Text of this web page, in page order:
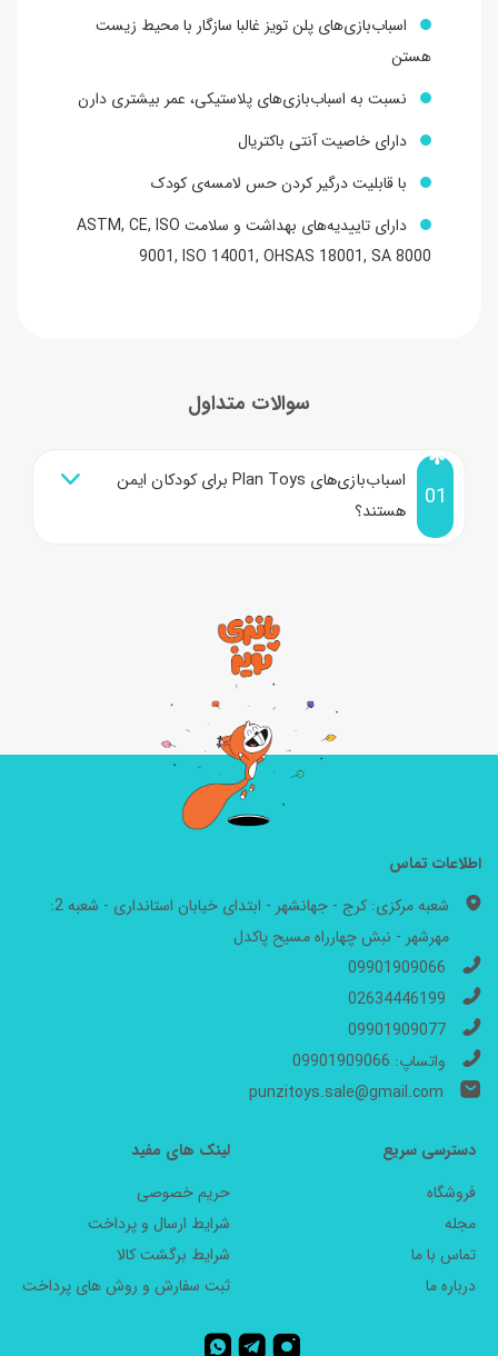
اسباب‌بازی‌های پلن تویز غالبا سازگار با محیط زیست
هستن
نسبت به اسباب‌بازی‌های پلاستیکی، عمر بیشتری دارن
دارای خاصیت آنتی باکتریال
با قابلیت درگیر کردن حس لامسه‌ی کودک
دارای تاییدیه‌های بهداشت و سلامت ASTM, CE, ISO
9001, ISO 14001, OHSAS 18001, SA 8000
سوالات متداول
01
اسباب‌بازی‌های Plan Toys برای کودکان ایمن
هستند؟
اطلاعات تماس
شعبه مرکزی: کرج - جهانشهر - ابتدای خیابان استانداری - شعبه 2:
مهرشهر - نبش چهارراه مسیح پاکدل
09901909066
02634446199
09901909077
واتساپ: 09901909066
punzitoys.sale@gmail.com
دسترسی سریع
فروشگاه
مجله
تماس با ما
درباره ما
لینک های مفید
حریم خصوصی
شرایط ارسال و پرداخت
شرایط برگشت کالا
ثبت سفارش و روش های پرداخت